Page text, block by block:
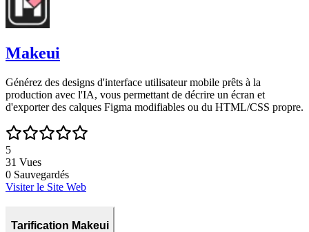
Makeui
Générez des designs d'interface utilisateur mobile prêts à la
production avec l'IA, vous permettant de décrire un écran et
d'exporter des calques Figma modifiables ou du HTML/CSS propre.
5
31 Vues
0 Sauvegardés
Visiter le Site Web
Tarification Makeui